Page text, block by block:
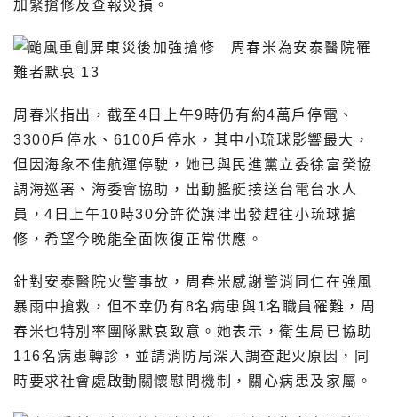
加緊搶修及查報災損。
周春米指出，截至4日上午9時仍有約4萬戶停電、
3300戶停水、6100戶停水，其中小琉球影響最大，
但因海象不佳航運停駛，她已與民進黨立委徐富癸協
調海巡署、海委會協助，出動艦艇接送台電台水人
員，4日上午10時30分許從旗津出發趕往小琉球搶
修，希望今晚能全面恢復正常供應。
針對安泰醫院火警事故，周春米感謝警消同仁在強風
暴雨中搶救，但不幸仍有8名病患與1名職員罹難，周
春米也特別率團隊默哀致意。她表示，衛生局已協助
116名病患轉診，並請消防局深入調查起火原因，同
時要求社會處啟動關懷慰問機制，關心病患及家屬。